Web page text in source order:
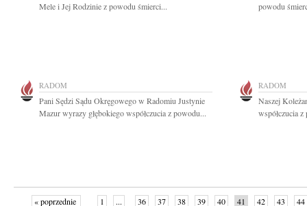
Mele i Jej Rodzinie z powodu śmierci...
powodu
RADOM
Pani Sędzi Sądu Okręgowego w Radomiu Justynie
Mazur wyrazy głębokiego współczucia z powodu...
RADOM
Naszej
współczucia
« poprzednie 1 ... 36 37 38 39 40 41 42 43 44